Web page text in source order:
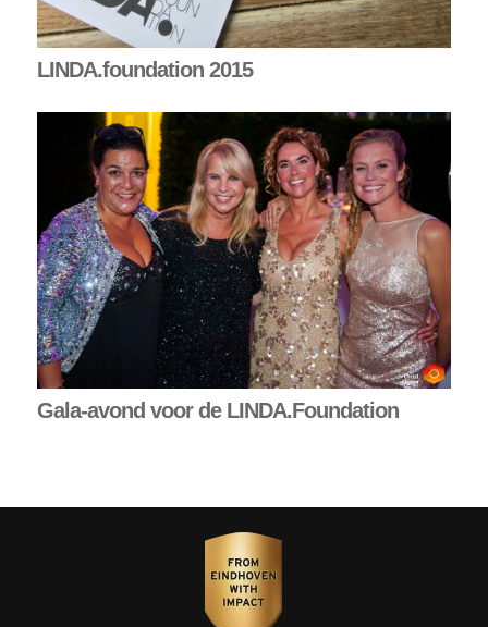
LINDA.foundation 2015
Gala-avond voor de LINDA.Foundation